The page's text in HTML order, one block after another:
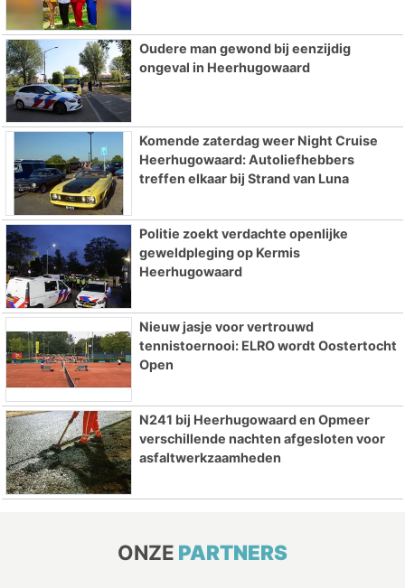
Oudere man gewond bij eenzijdig
ongeval in Heerhugowaard
Komende zaterdag weer Night Cruise
Heerhugowaard: Autoliefhebbers
treffen elkaar bij Strand van Luna
Politie zoekt verdachte openlijke
geweldpleging op Kermis
Heerhugowaard
Nieuw jasje voor vertrouwd
tennistoernooi: ELRO wordt Oostertocht
Open
N241 bij Heerhugowaard en Opmeer
verschillende nachten afgesloten voor
asfaltwerkzaamheden
ONZE PARTNERS